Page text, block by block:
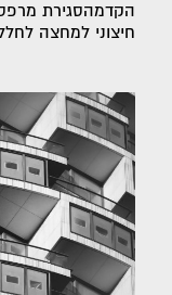
הקדמהסגירת
חיצוני למחצה